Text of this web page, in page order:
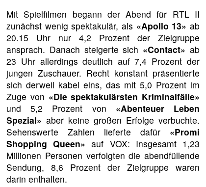
Mit Spielfilmen begann der Abend für RTL II
zunächst wenig spektakulär, als «Apollo 13» ab
20.15 Uhr nur 4,2 Prozent der Zielgruppe
ansprach. Danach steigerte sich «Contact» ab
23 Uhr allerdings deutlich auf 7,4 Prozent der
jungen Zuschauer. Recht konstant präsentierte
sich derweil kabel eins, das mit 5,0 Prozent im
Zuge von «Die spektakulärsten Kriminalfälle»
und 5,2 Prozent von «Abenteuer Leben
Spezial» aber keine großen Erfolge verbuchte.
Sehenswerte Zahlen lieferte dafür «Promi
Shopping Queen» auf VOX: Insgesamt 1,23
Millionen Personen verfolgten die abendfüllende
Sendung, 8,6 Prozent der Zielgruppe waren
darin enthalten.